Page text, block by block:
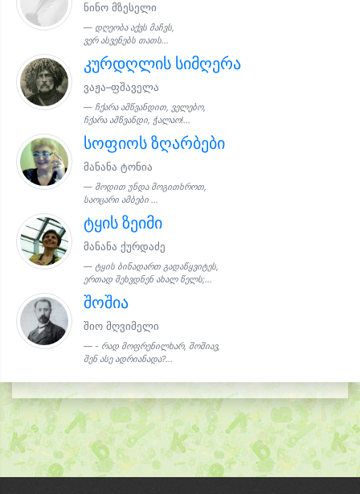
ნინო მზესელი
დღეობა აქვს მაჩვს,
ვერ ასვენებს თათს...
კურდღლის სიმღერა
ვაჟა–ფშაველა
ჩქარა ამწვანდით, ველებო,
ჩქარა ამწვანდი, ჭალაო!...
სოფიოს ზღარბები
მანანა ტონია
მოდით უნდა მოგითხროთ,
საოცარი ამბები ...
ტყის ზეიმი
მანანა ქურდაძე
ტყის ბინადართ გადაწყვიტეს,
ერთად შეხვდნენ ახალ წელს;...
შოშია
შიო მღვიმელი
- რად მოფრენილხარ, შოშიავ,
შენ ასე ადრიანადა?...